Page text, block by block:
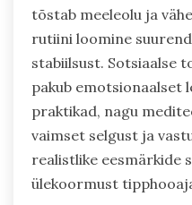
tõstab meeleolu ja
rutiini loomine
stabiilsust. Sotsiaalse
pakub emotsionaalset
praktikad, nagu
vaimset selgust ja
realistlike eesmärkide
ülekoormust